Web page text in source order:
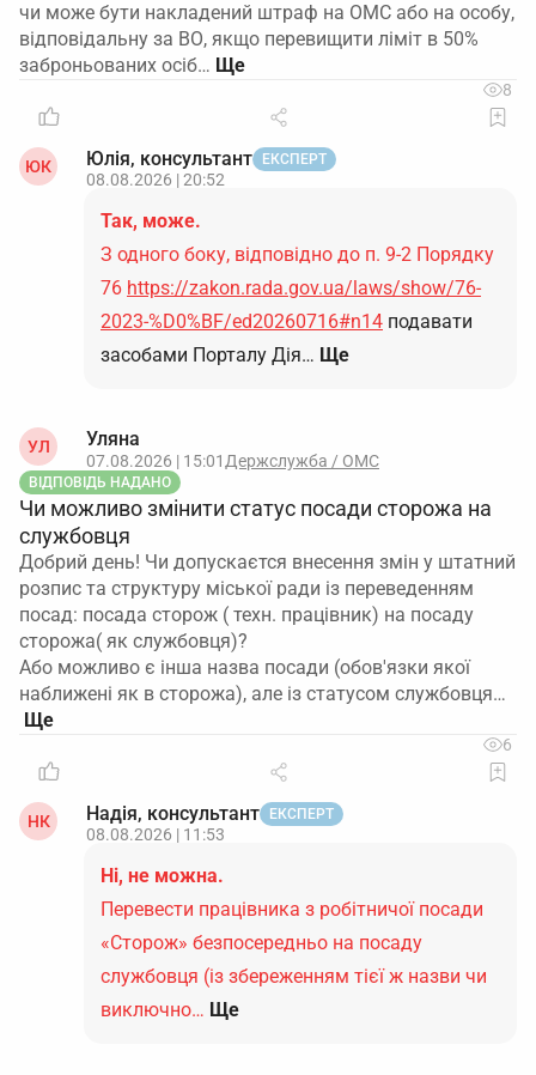
чи може бути накладений штраф на ОМС або на особу,
відповідальну за ВО, якщо перевищити ліміт в 50%
заброньованих осіб…
8
ЮК Юлія, консультант ЕКСПЕРТ
08.08.2026 | 20:52
Так, може.
З одного боку, відповідно до п. 9-2 Порядку
76 https://zakon.rada.gov.ua/laws/show/76-
2023-%D0%BF/ed20260716#n14 подавати
засобами Порталу Дія… Ще
УЛ Уляна
07.08.2026 | 15:01 Держслужба / ОМС
ВІДПОВІДЬ НАДАНО
Чи можливо змінити статус посади сторожа на
службовця
Добрий день! Чи допускаєтся внесення змін у штатний
розпис та структуру міської ради із переведенням
посад: посада сторож ( техн. працівник) на посаду
сторожа( як службовця)?
Або можливо є інша назва посади (обов'язки якої
наближені як в сторожа), але із статусом службовця…
6
НК Надія, консультант ЕКСПЕРТ
08.08.2026 | 11:53
Ні, не можна.
Перевести працівника з робітничої посади
«Сторож» безпосередньо на посаду
службовця (із збереженням тієї ж назви чи
виключно… Ще